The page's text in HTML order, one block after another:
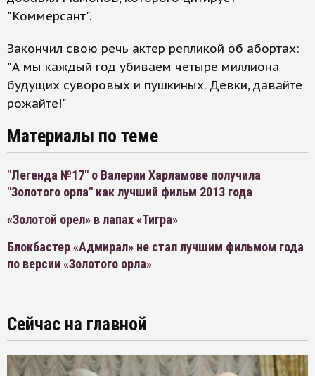
"Коммерсант".
Закончил свою речь актер репликой об абортах:
"А мы каждый год убиваем четыре миллиона
будущих суворовых и пушкиных. Девки, давайте
рожайте!"
Материалы по теме
"Легенда №17" о Валерии Харламове получила
"Золотого орла" как лучший фильм 2013 года
«Золотой орел» в лапах «Тигра»
Блокбастер «Адмирал» не стал лучшим фильмом года
по версии «Золотого орла»
Сейчас на главной